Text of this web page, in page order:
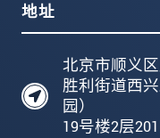
地址
北京市顺义
胜利街道西
园）
19号楼2层